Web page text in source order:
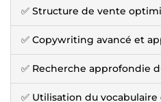
✅ Structure de vente
✅ Copywriting avancé et
✅ Recherche approfondie
✅ Utilisation du